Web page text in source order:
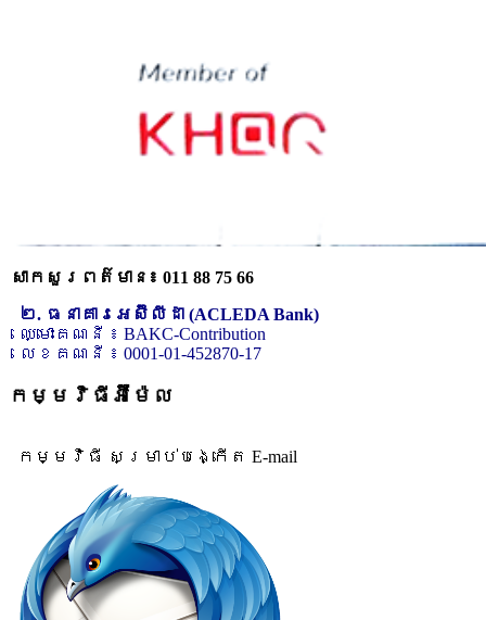
សាកសួរពត៌មាន៖ 011 88 75 66
២. ធនាគារអេស៊ីលីដា (ACLEDA Bank)
ឈ្មោះគណនី ៖ BAKC-Contribution
លេខគណនី ៖ 0001-01-452870-17
កម្មវិធីអ៊ីម៉ែល
កម្មវិធី សម្រាប់បង្កើត E-mail